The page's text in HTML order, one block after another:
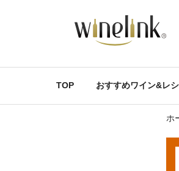
TOP おすすめワイン&レ
ホ